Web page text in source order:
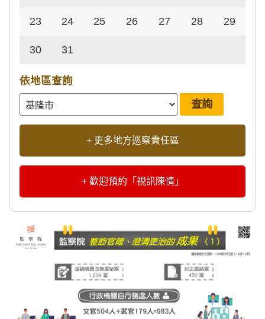
23 24 25 26 27 28 29
30 31
依地區查詢
+ 更多地方巡察責任區
+ 歡迎預約「視訊陳情」